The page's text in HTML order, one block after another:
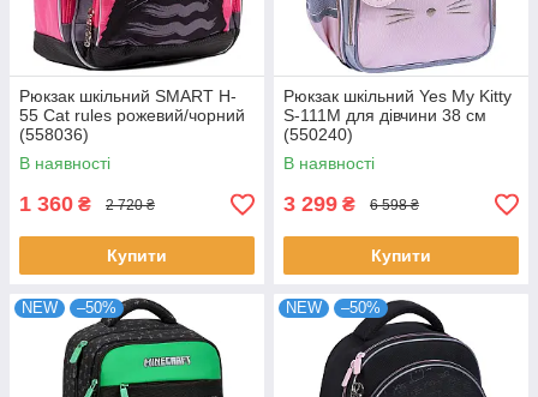
Рюкзак шкільний SMART H-
55 Cat rules рожевий/чорний
(558036)
В наявності
1 360 ₴ 2 720 ₴
Купити
Рюкзак шкільний Yes My Kitty
S-111M для дівчини 38 см
(550240)
В наявності
3 299 ₴ 6 598 ₴
Купити
NEW –50% NEW –50%